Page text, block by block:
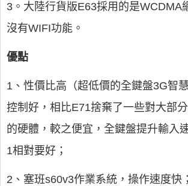
3。大陸行貨版E63採用的是WCDMA
沒有WIFI功能。
優點
1、性價比高（超低價的全鍵盤3G智
控制好，相比E71捨棄了一些對大部
的硬體，較之便宜，全鍵盤提升輸入
1相對要好；
2、塞班s60v3作業系統，操作速度快；